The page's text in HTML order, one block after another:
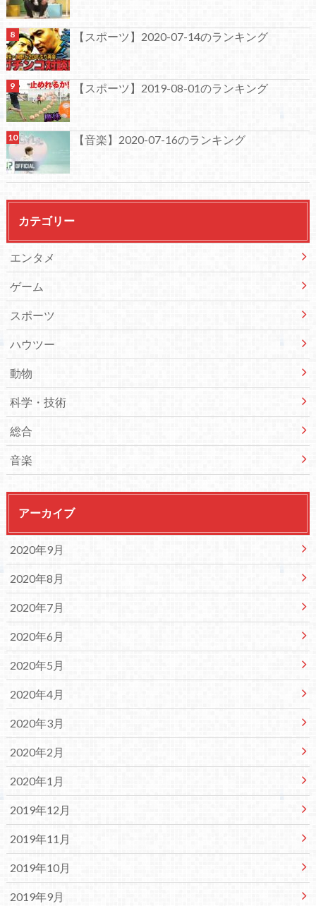
【スポーツ】2020-07-14のランキング
【スポーツ】2019-08-01のランキング
【音楽】2020-07-16のランキング
カテゴリー
エンタメ
ゲーム
スポーツ
ハウツー
動物
科学・技術
総合
音楽
アーカイブ
2020年9月
2020年8月
2020年7月
2020年6月
2020年5月
2020年4月
2020年3月
2020年2月
2020年1月
2019年12月
2019年11月
2019年10月
2019年9月